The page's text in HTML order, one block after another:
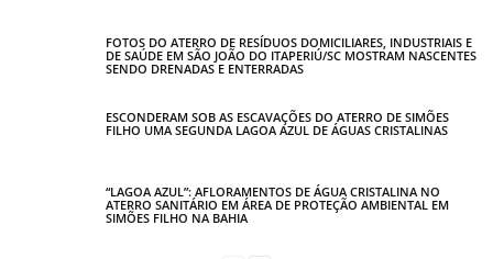
FOTOS DO ATERRO DE RESÍDUOS DOMICILIARES, INDUSTRIAIS E
DE SAÚDE EM SÃO JOÃO DO ITAPERIÚ/SC MOSTRAM NASCENTES
SENDO DRENADAS E ENTERRADAS
ESCONDERAM SOB AS ESCAVAÇÕES DO ATERRO DE SIMÕES
FILHO UMA SEGUNDA LAGOA AZUL DE ÁGUAS CRISTALINAS
“LAGOA AZUL”: AFLORAMENTOS DE ÁGUA CRISTALINA NO
ATERRO SANITÁRIO EM ÁREA DE PROTEÇÃO AMBIENTAL EM
SIMÕES FILHO NA BAHIA